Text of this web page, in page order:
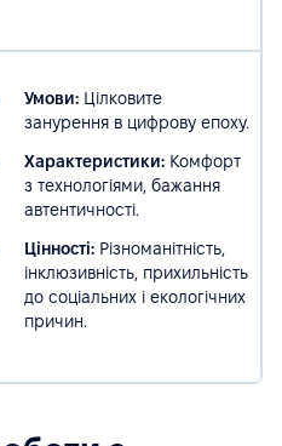
Умови: Цілковите
занурення в цифрову епоху.
Характеристики: Комфорт
з технологіями, бажання
автентичності.
Цінності: Різноманітність,
інклюзивність, прихильність
до соціальних і екологічних
причин.